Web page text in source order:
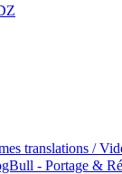
translations /
- Portage &